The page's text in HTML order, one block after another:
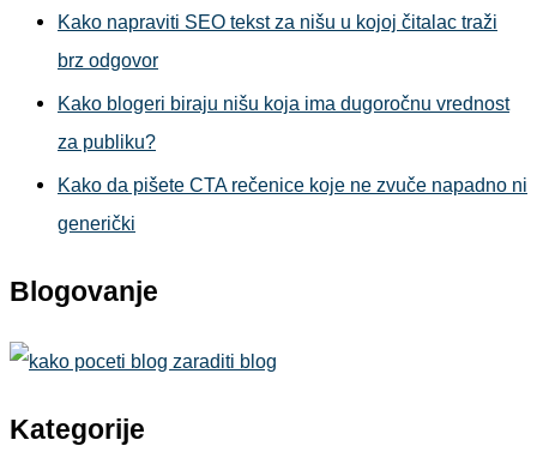
Kako napraviti SEO tekst za nišu u kojoj čitalac traži
brz odgovor
Kako blogeri biraju nišu koja ima dugoročnu vrednost
za publiku?
Kako da pišete CTA rečenice koje ne zvuče napadno ni
generički
Blogovanje
Kategorije